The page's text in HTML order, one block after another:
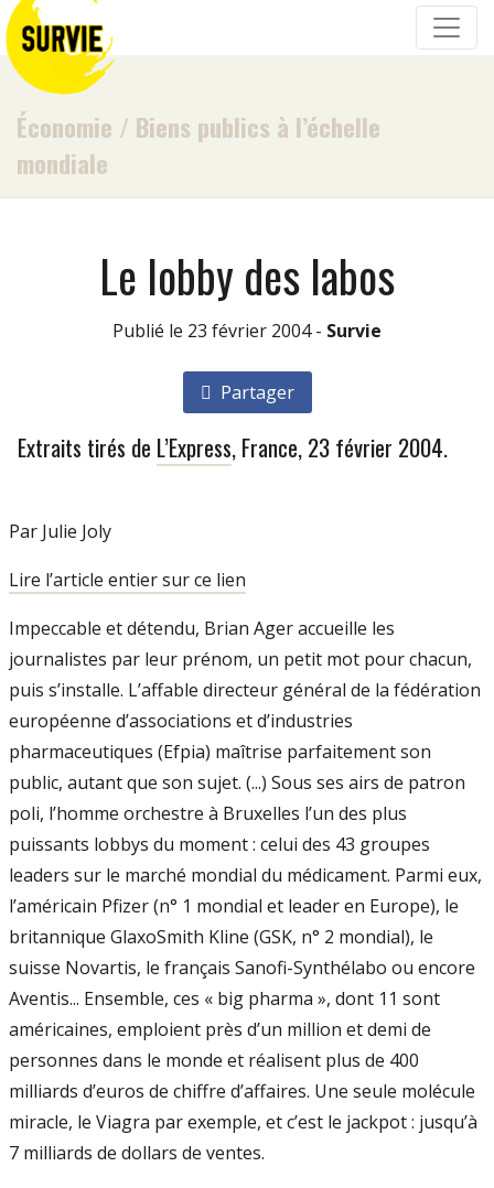
Économie / Biens publics à l’échelle
mondiale
Le lobby des labos
Publié le 23 février 2004 - Survie
Partager
Extraits tirés de L’Express, France, 23 février 2004.
Par Julie Joly
Lire l’article entier sur ce lien
Impeccable et détendu, Brian Ager accueille les
journalistes par leur prénom, un petit mot pour chacun,
puis s’installe. L’affable directeur général de la fédération
européenne d’associations et d’industries
pharmaceutiques (Efpia) maîtrise parfaitement son
public, autant que son sujet. (...) Sous ses airs de patron
poli, l’homme orchestre à Bruxelles l’un des plus
puissants lobbys du moment : celui des 43 groupes
leaders sur le marché mondial du médicament. Parmi eux,
l’américain Pfizer (n° 1 mondial et leader en Europe), le
britannique GlaxoSmith Kline (GSK, n° 2 mondial), le
suisse Novartis, le français Sanofi-Synthélabo ou encore
Aventis... Ensemble, ces « big pharma », dont 11 sont
américaines, emploient près d’un million et demi de
personnes dans le monde et réalisent plus de 400
milliards d’euros de chiffre d’affaires. Une seule molécule
miracle, le Viagra par exemple, et c’est le jackpot : jusqu’à
7 milliards de dollars de ventes.